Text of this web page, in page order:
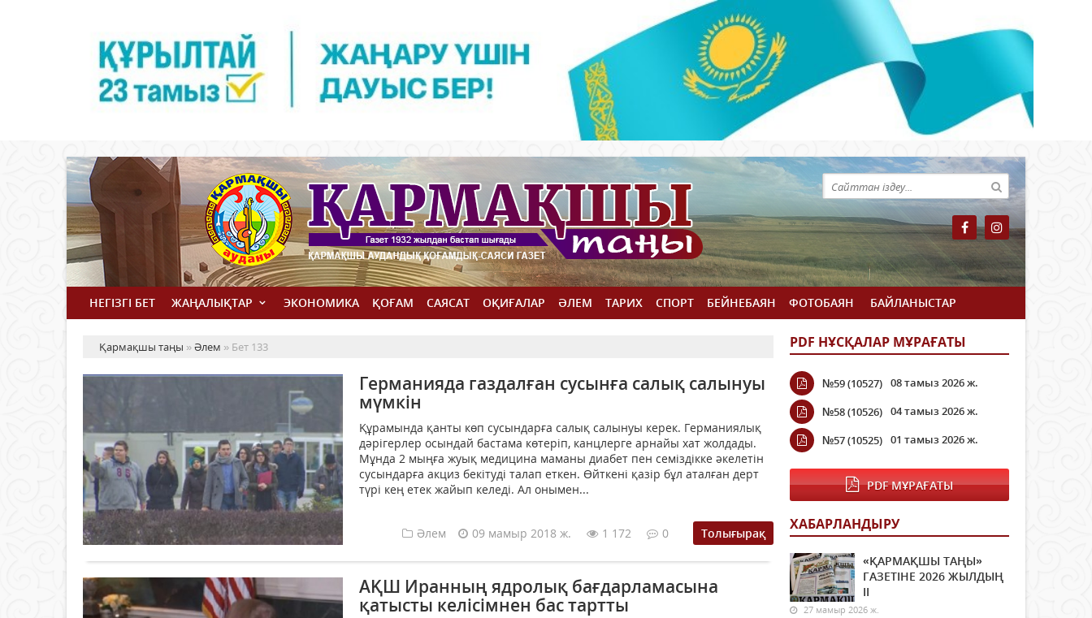
НЕГІЗГІ БЕТ ЖАҢАЛЫҚТАР ЭКОНОМИКА ҚОҒАМ САЯСАТ ОҚИҒАЛАР ӘЛЕМ ТАРИХ СПОРТ БЕЙНЕБАЯН ФОТОБАЯН БАЙЛАНЫСТАР
Қармақшы таңы »Әлем » Бет 133
Германияда газдалған сусынға салық салынуы
мүмкін
Құрамында қанты көп сусындарға салық салынуы керек. Германиялық
дәрігерлер осындай бастама көтеріп, канцлерге арнайы хат жолдады.
Мұнда 2 мыңға жуық медицина маманы диабет пен семіздікке әкелетін
сусындарға акциз бекітуді талап еткен. Өйткені қазір бұл аталған дерт
түрі кең етек жайып келеді. Ал онымен...
Әлем 09 мамыр 2018 ж. 1 172 0 Толығырақ
АҚШ Иранның ядролық бағдарламасына
қатысты келісімнен бас тартты
PDF НҰСҚАЛАР МҰРАҒАТЫ
№59 (10527) 08 тамыз 2026 ж.
№58 (10526) 04 тамыз 2026 ж.
№57 (10525) 01 тамыз 2026 ж.
PDF МҰРАҒАТЫ
ХАБАРЛАНДЫРУ
«ҚАРМАҚШЫ ТАҢЫ»
ГАЗЕТІНЕ 2026 ЖЫЛДЫҢ
ІI
27 мамыр 2026 ж.